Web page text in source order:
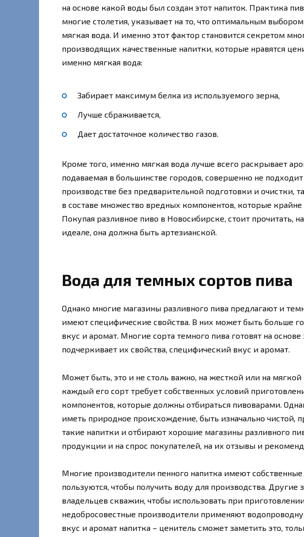
на основе какой воды был создан этот напиток. Практика
многие столетия, указывает на то, что оптимальным
мягкая вода. И именно этот фактор становится секретом
производящих качественные напитки, которые нравятся
именно мягкая вода:
Забирает максимум белка из используемого зерна,
Лучше сбраживается,
Дает достаточное количество газов.
Кроме того, именно мягкая вода лучше всего раскрывает
подаваемая в большинстве городов, совершенно не
производстве без предварительной подготовки и очистки,
в составе множество вредных компонентов, которые
Покупая разливное пиво в Новосибирске, стоит прочитать,
идеале, она должна быть артезианской.
Вода для темных сортов пива
Однако многие магазины разливного пива предлагают и
имеют специфические свойства. В них может быть больше
вкус и аромат. Многие сорта темного пива готовят на
подчеркивает их свойства, специфический вкус и аромат.
Может быть, это и не столь важно, на жесткой или на мягкой
каждый его сорт требует собственных условий
компонентов, которые должны отбираться пивоварами.
иметь природное происхождение, быть изначально чистой,
такие напитки и отбирают хорошие магазины разливного
продукции и на спрос покупателей, на их отзывы и
Многие производители пенного напитка имеют
пользуются, чтобы получить воду для производства. Другие
владельцев скважин, чтобы использовать при
недобросовестные производители применяют
вкус и аромат напитка – ценитель сможет заметить это,